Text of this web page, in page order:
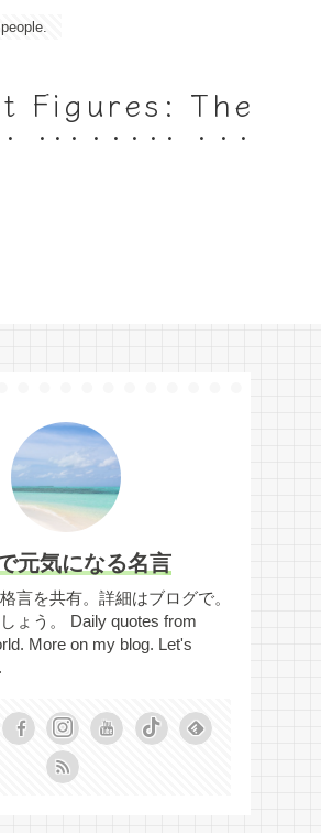
Figures: The
元気になる名言
言を共有。詳細はブログで。
ょう。 Daily quotes from
More on my blog. Let's